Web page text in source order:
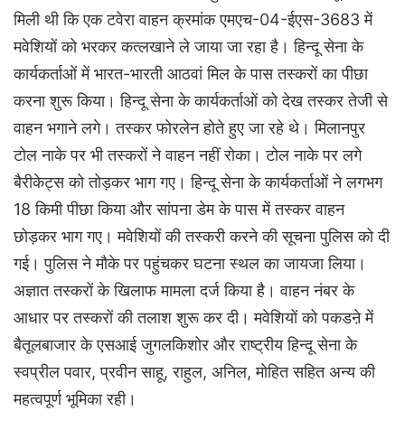
मिली थी कि एक टवेरा वाहन क्रमांक एमएच-04-ईएस-3683 में
मवेशियों को भरकर कत्लखाने ले जाया जा रहा है। हिन्दू सेना के
कार्यकर्ताओं में भारत-भारती आठवां मिल के पास तस्करों का पीछा
करना शुरू किया। हिन्दू सेना के कार्यकर्ताओं को देख तस्कर तेजी से
वाहन भगाने लगे। तस्कर फोरलेन होते हुए जा रहे थे। मिलानपुर
टोल नाके पर भी तस्करों ने वाहन नहीं रोका। टोल नाके पर लगे
बैरीकेट्स को तोड़कर भाग गए। हिन्दू सेना के कार्यकर्ताओं ने लगभग
18 किमी पीछा किया और सांपना डेम के पास में तस्कर वाहन
छोड़कर भाग गए। मवेशियों की तस्करी करने की सूचना पुलिस को दी
गई। पुलिस ने मौके पर पहुंचकर घटना स्थल का जायजा लिया।
अज्ञात तस्करों के खिलाफ मामला दर्ज किया है। वाहन नंबर के
आधार पर तस्करों की तलाश शुरू कर दी। मवेशियों को पकडऩे में
बैतूलबाजार के एसआई जुगलकिशोर और राष्ट्रीय हिन्दू सेना के
स्वप्रील पवार, प्रवीन साहू, राहुल, अनिल, मोहित सहित अन्य की
महत्वपूर्ण भूमिका रही।